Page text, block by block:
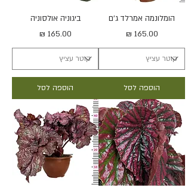
הומלונמה אמרלד ג'ם
מחיר
הוספה לסל
ביגוניה אולסוניה
מחיר
הוספה לסל